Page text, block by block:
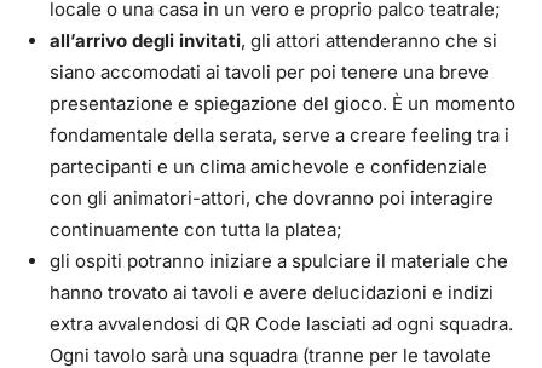
locale o una casa in un vero e proprio palco teatrale;
all’arrivo degli invitati, gli attori attenderanno che si
siano accomodati ai tavoli per poi tenere una breve
presentazione e spiegazione del gioco. È un momento
fondamentale della serata, serve a creare feeling tra i
partecipanti e un clima amichevole e confidenziale
con gli animatori-attori, che dovranno poi interagire
continuamente con tutta la platea;
gli ospiti potranno iniziare a spulciare il materiale che
hanno trovato ai tavoli e avere delucidazioni e indizi
extra avvalendosi di QR Code lasciati ad ogni squadra.
Ogni tavolo sarà una squadra (tranne per le tavolate